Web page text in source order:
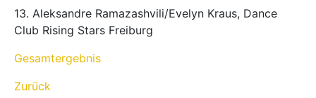
13. Aleksandre Ramazashvili/Evelyn Kraus, Dance
Club Rising Stars Freiburg
Gesamtergebnis
Zurück